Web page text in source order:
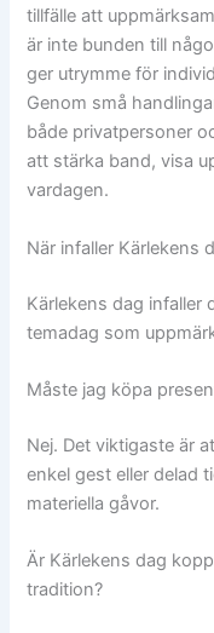
tillfälle att
är inte bunden till
ger utrymme för
Genom små
både privatpersoner
att stärka band, visa
vardagen.
När infaller Kärlekens
Kärlekens dag infaller
temadag som
Måste jag köpa
Nej. Det viktigaste är
enkel gest eller delad
materiella gåvor.
Är Kärlekens dag
tradition?